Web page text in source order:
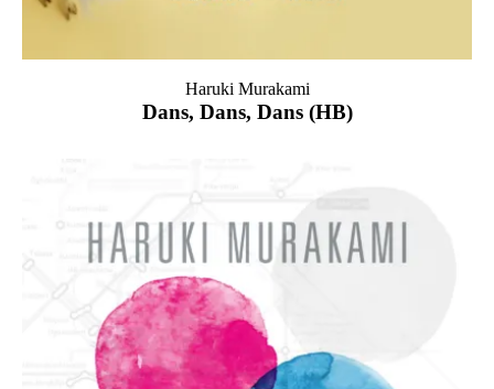
Dans, Dans, Dans (HB)
Haruki Murakami